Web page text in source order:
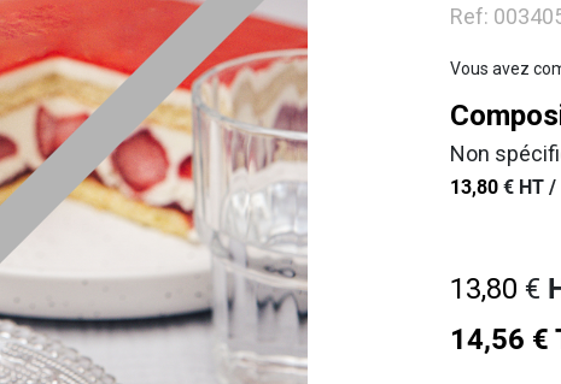
Ref:
Vous avez
Non
13,80 € HT /
13,80 €
14,56 €